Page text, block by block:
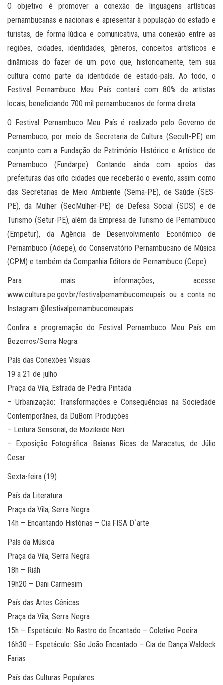
O objetivo é promover a conexão de linguagens artísticas
pernambucanas e nacionais e apresentar à população do estado e
turistas, de forma lúdica e comunicativa, uma conexão entre as
regiões, cidades, identidades, gêneros, conceitos artísticos e
dinâmicas do fazer de um povo que, historicamente, tem sua
cultura como parte da identidade de estado-país. Ao todo, o
Festival Pernambuco Meu País contará com 80% de artistas
locais, beneficiando 700 mil pernambucanos de forma direta.
O Festival Pernambuco Meu País é realizado pelo Governo de
Pernambuco, por meio da Secretaria de Cultura (Secult-PE) em
conjunto com a Fundação de Patrimônio Histórico e Artístico de
Pernambuco (Fundarpe). Contando ainda com apoios das
prefeituras das oito cidades que receberão o evento, assim como
das Secretarias de Meio Ambiente (Sema-PE), de Saúde (SES-
PE), da Mulher (SecMulher-PE), de Defesa Social (SDS) e de
Turismo (Setur-PE), além da Empresa de Turismo de Pernambuco
(Empetur), da Agência de Desenvolvimento Econômico de
Pernambuco (Adepe), do Conservatório Pernambucano de Música
(CPM) e também da Companhia Editora de Pernambuco (Cepe).
Para mais informações, acesse
www.cultura.pe.gov.br/festivalpernambucomeupais ou a conta no
Instagram @festivalpernambucomeupais.
Confira a programação do Festival Pernambuco Meu País em
Bezerros/Serra Negra:
País das Conexões Visuais
19 a 21 de julho
Praça da Vila, Estrada de Pedra Pintada
– Urbanização: Transformações e Consequências na Sociedade
Contemporânea, da DuBom Produções
– Leitura Sensorial, de Mozileide Neri
– Exposição Fotográfica: Baianas Ricas de Maracatus, de Júlio
Cesar
Sexta-feira (19)
País da Literatura
Praça da Vila, Serra Negra
14h – Encantando Histórias – Cia FISA D´arte
País da Música
Praça da Vila, Serra Negra
18h – Riáh
19h20 – Dani Carmesim
País das Artes Cênicas
Praça da Vila, Serra Negra
15h – Espetáculo: No Rastro do Encantado – Coletivo Poeira
16h30 – Espetáculo: São João Encantado – Cia de Dança Waldeck
Farias
País das Culturas Populares